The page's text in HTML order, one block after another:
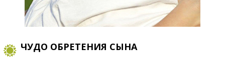
ЧУДО ОБРЕТЕНИЯ СЫНА